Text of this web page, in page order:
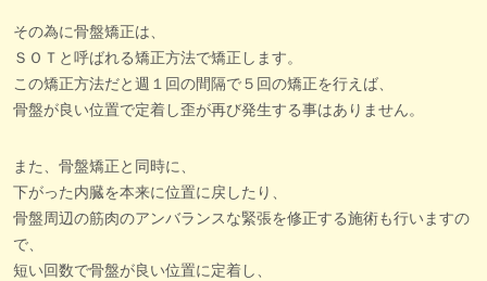
その為に骨盤矯正は、
ＳＯＴと呼ばれる矯正方法で矯正します。
この矯正方法だと週１回の間隔で５回の矯正を行えば、
骨盤が良い位置で定着し歪が再び発生する事はありません。
また、骨盤矯正と同時に、
下がった内臓を本来に位置に戻したり、
骨盤周辺の筋肉のアンバランスな緊張を修正する施術も行いますの
で、
短い回数で骨盤が良い位置に定着し、